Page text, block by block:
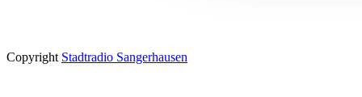
Copyright Stadtradio Sangerhausen